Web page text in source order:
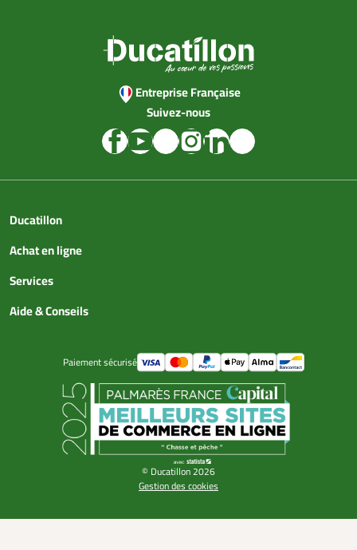
Entreprise Française
Suivez-nous
Ducatillon
Achat en ligne
Services
Aide & Conseils
Paiement sécurisé
© Ducatillon 2026
Gestion des cookies